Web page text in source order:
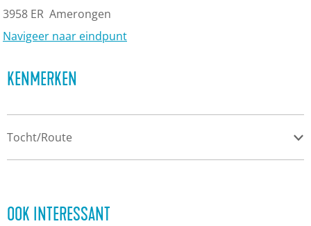
d
c
h
a
3958 ER Amerongen
Navigeer naar eindpunt
O
m
o
KENMERKEN
Tocht/Route
OOK INTERESSANT